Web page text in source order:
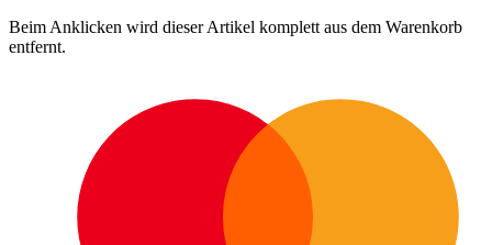
Beim Anklicken wird dieser Artikel komplett aus dem Warenkorb
entfernt.